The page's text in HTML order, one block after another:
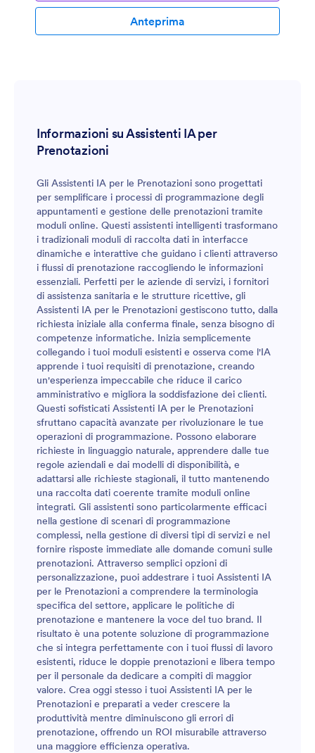
Anteprima
Informazioni su Assistenti IA per
Prenotazioni
Gli Assistenti IA per le Prenotazioni sono progettati
per semplificare i processi di programmazione degli
appuntamenti e gestione delle prenotazioni tramite
moduli online. Questi assistenti intelligenti trasformano
i tradizionali moduli di raccolta dati in interfacce
dinamiche e interattive che guidano i clienti attraverso
i flussi di prenotazione raccogliendo le informazioni
essenziali. Perfetti per le aziende di servizi, i fornitori
di assistenza sanitaria e le strutture ricettive, gli
Assistenti IA per le Prenotazioni gestiscono tutto, dalla
richiesta iniziale alla conferma finale, senza bisogno di
competenze informatiche. Inizia semplicemente
collegando i tuoi moduli esistenti e osserva come l'IA
apprende i tuoi requisiti di prenotazione, creando
un'esperienza impeccabile che riduce il carico
amministrativo e migliora la soddisfazione dei clienti.
Questi sofisticati Assistenti IA per le Prenotazioni
sfruttano capacità avanzate per rivoluzionare le tue
operazioni di programmazione. Possono elaborare
richieste in linguaggio naturale, apprendere dalle tue
regole aziendali e dai modelli di disponibilità, e
adattarsi alle richieste stagionali, il tutto mantenendo
una raccolta dati coerente tramite moduli online
integrati. Gli assistenti sono particolarmente efficaci
nella gestione di scenari di programmazione
complessi, nella gestione di diversi tipi di servizi e nel
fornire risposte immediate alle domande comuni sulle
prenotazioni. Attraverso semplici opzioni di
personalizzazione, puoi addestrare i tuoi Assistenti IA
per le Prenotazioni a comprendere la terminologia
specifica del settore, applicare le politiche di
prenotazione e mantenere la voce del tuo brand. Il
risultato è una potente soluzione di programmazione
che si integra perfettamente con i tuoi flussi di lavoro
esistenti, riduce le doppie prenotazioni e libera tempo
per il personale da dedicare a compiti di maggior
valore. Crea oggi stesso i tuoi Assistenti IA per le
Prenotazioni e preparati a veder crescere la
produttività mentre diminuiscono gli errori di
prenotazione, offrendo un ROI misurabile attraverso
una maggiore efficienza operativa.